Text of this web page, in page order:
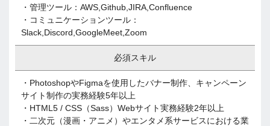
・管理ツール：AWS,Github,JIRA,Confluence
・コミュニケーションツール：
Slack,Discord,GoogleMeet,Zoom
必須スキル
・PhotoshopやFigmaを使用したバナー制作、キャンペーン
サイト制作の実務経験5年以上
・HTML5 / CSS（Sass）Webサイト実務経験2年以上
・二次元（漫画・アニメ）やエンタメ系サービスにおける業